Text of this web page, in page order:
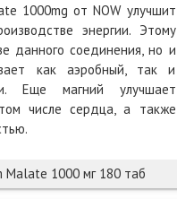
1000mg от NOW улучшит
энергии. Этому
данного соединения, но и
как аэробный, так и
Еще магний улучшает
числе сердца, а также
Malate 1000 мг 180 таб